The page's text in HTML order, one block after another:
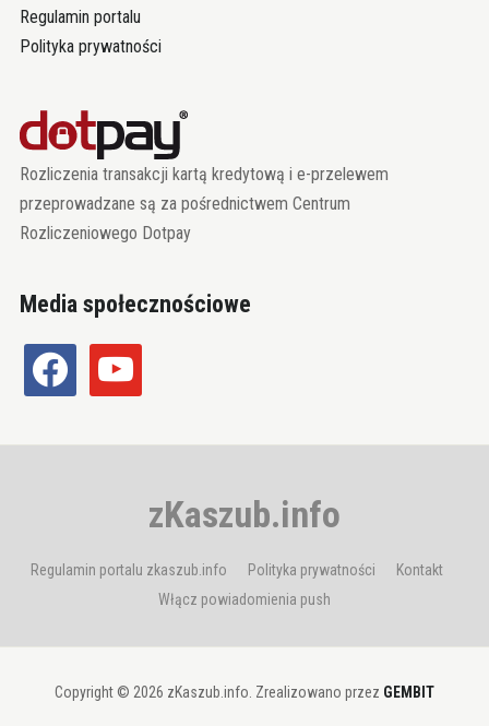
Regulamin portalu
Polityka prywatności
Rozliczenia transakcji kartą kredytową i e-przelewem
przeprowadzane są za pośrednictwem Centrum
Rozliczeniowego Dotpay
Media społecznościowe
facebook youtube
zKaszub.info
Regulamin portalu zkaszub.info Polityka prywatności
Kontakt
Włącz powiadomienia push
Copyright © 2026 zKaszub.info. Zrealizowano przez GEMBIT